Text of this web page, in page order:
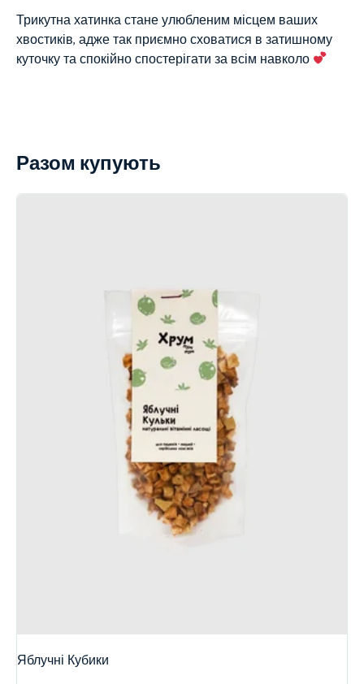
Трикутна хатинка стане улюбленим місцем ваших
хвостиків, адже так приємно сховатися в затишному
куточку та спокійно спостерігати за всім навколо
Разом купують
Яблучні Кубики